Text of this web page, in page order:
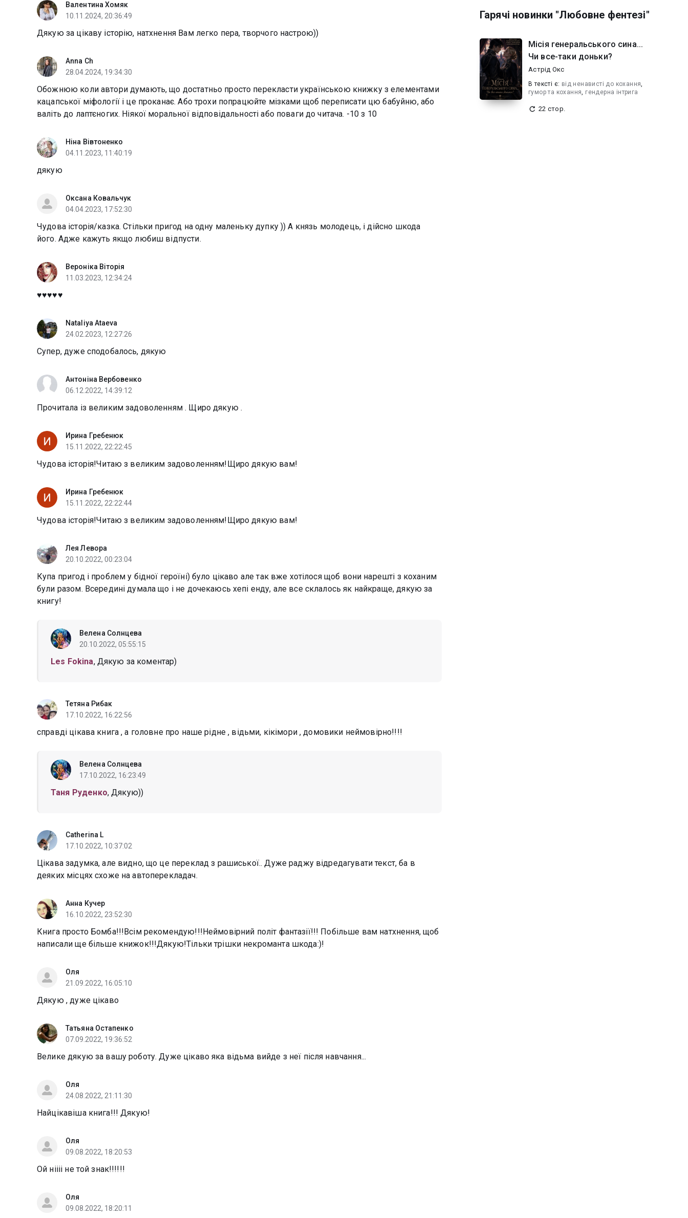
Валентина Хомяк
10.11.2024, 20:36:49
Дякую за цікаву історію, натхнення Вам легко пера, творчого настрою))
Anna Ch
28.04.2024, 19:34:30
Обожнюю коли автори думають, що достатньо просто перекласти українською книжку з елементами
кацапської міфології і це проканає. Або трохи попрацюйте мізками щоб переписати цю бабуйню, або
валіть до лаптєногих. Ніякої моральної відповідальності або поваги до читача. -10 з 10
Ніна Вівтоненко
04.11.2023, 11:40:19
дякую
Оксана Ковальчук
04.04.2023, 17:52:30
Чудова історія/казка. Стільки пригод на одну маленьку дупку )) А князь молодець, і дійсно шкода
його. Адже кажуть якщо любиш відпусти.
Вероніка Віторія
11.03.2023, 12:34:24
♥️♥️♥️♥️♥️
Nataliya Ataeva
24.02.2023, 12:27:26
Супер, дуже сподобалось, дякую
Антоніна Вербовенко
06.12.2022, 14:39:12
Прочитала із великим задоволенням . Щиро дякую .
Ирина Гребенюк
15.11.2022, 22:22:45
Чудова iсторiя!Читаю з великим задоволенням!Щиро дякую вам!
Ирина Гребенюк
15.11.2022, 22:22:44
Чудова iсторiя!Читаю з великим задоволенням!Щиро дякую вам!
Лея Левора
20.10.2022, 00:23:04
Купа пригод і проблем у бідної героїні) було цікаво але так вже хотілося щоб вони нарешті з коханим
були разом. Всередині думала що і не дочекаюсь хепі енду, але все склалось як найкраще, дякую за
книгу!
Велена Солнцева
20.10.2022, 05:55:15
Les Fokina, Дякую за коментар)
Тетяна Рибак
17.10.2022, 16:22:56
справді цікава книга , а головне про наше рідне , відьми, кікімори , домовики неймовірно!!!!
Велена Солнцева
17.10.2022, 16:23:49
Таня Руденко, Дякую))
Catherina L
17.10.2022, 10:37:02
Цікава задумка, але видно, що це переклад з рашиської.. Дуже раджу відредагувати текст, ба в
деяких місцях схоже на автоперекладач.
Анна Кучер
16.10.2022, 23:52:30
Книга просто Бомба!!!Всім рекомендую!!!Неймовірний політ фантазії!!! Побільше вам натхнення, щоб
написали ще більше книжок!!!Дякую!Тільки трішки некроманта шкода:)!
Оля
21.09.2022, 16:05:10
Дякую , дуже цікаво
Татьяна Остапенко
07.09.2022, 19:36:52
Велике дякую за вашу роботу. Дуже цікаво яка відьма вийде з неї після навчання...
Оля
24.08.2022, 21:11:30
Найцікавіша книга!!! Дякую!
Оля
09.08.2022, 18:20:53
Ой ніііі не той знак!!!!!!
Оля
09.08.2022, 18:20:11
Гарячі новинки "Любовне фентезі"
Місія генеральського сина...
Чи все-таки доньки?
Астрід Окс
В текcті є: від ненависті до кохання,
гумор та кохання, гендерна iнтрига
22 стор.